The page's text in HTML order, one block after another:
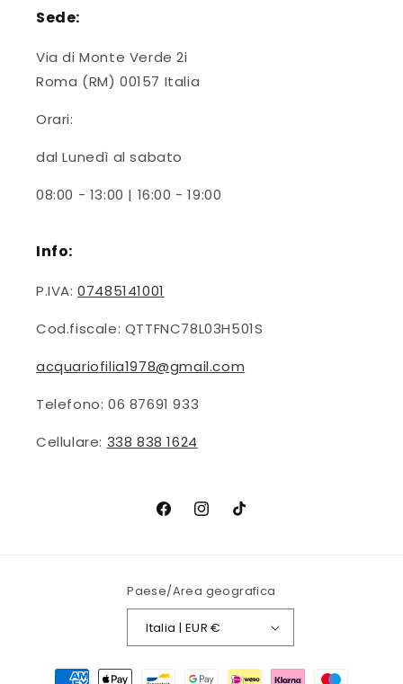
Sede:
Via di Monte Verde 2i
Roma (RM) 00157 Italia
Orari:
dal Lunedì al sabato
08:00 - 13:00 | 16:00 - 19:00
Info:
P.IVA:07485141001
Cod.fiscale: QTTFNC78L03H501S
acquariofilia1978@gmail.com
Telefono: 06 87691 933
Cellulare: 338 838 1624
FacebookInstagram
TikTok
Paese/Area geografica
Italia | EUR €
Metodi